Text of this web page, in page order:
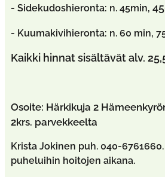
- Sidekudoshieronta: n. 45min,
- Kuumakivihieronta: n. 60 min,
Kaikki hinnat sisältävät alv.
Osoite: Härkikuja 2
2krs. parvekkeelta
Krista Jokinen puh. 040-
puheluihin hoitojen aikana.